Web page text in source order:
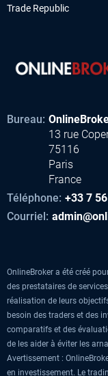
Trade Republic
Bureau:
13 rue
75116
Paris
France
Téléphone: +33 7
Courriel:
OnlineBroker a été créé
des prestataires de
réalisation de leurs
besoin des traders et des
comparatifs et des
de les aider à éviter les
Avertissement :
en investissement. Le